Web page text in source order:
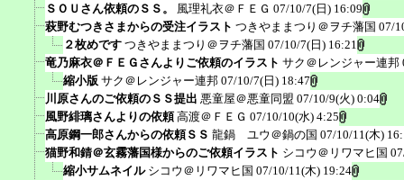
ＳＯＵさん依頼のＳＳ。
風理礼衣＠ＦＥＧ 07/10/7(日) 16:09
萩野むつきさまからの受注イラスト つきやままつり＠ヲチ藩国 07/
２枚めです つきやままつり＠ヲチ藩国 07/10/7(日) 16:21
竜乃麻衣＠ＦＥＧさんよりご依頼のイラスト サク＠レンジャー連邦
縮小版 サク＠レンジャー連邦 07/10/7(日) 18:47
川原さんのご依頼のＳＳ提出 悪童屋＠悪童同盟 07/10/9(火) 0:04
風野緋璃さんよりの依頼 高渡＠ＦＥＧ 07/10/10(水) 4:25
高原鋼一郎さんからの依頼ＳＳ 龍鍋 ユウ＠鍋の国 07/10/11(木)
猫野和錆＠玄霧藩国様からのご依頼イラスト シコウ＠リワマヒ国
縮小サムネイル シコウ＠リワマヒ国 07/10/11(木) 19:24